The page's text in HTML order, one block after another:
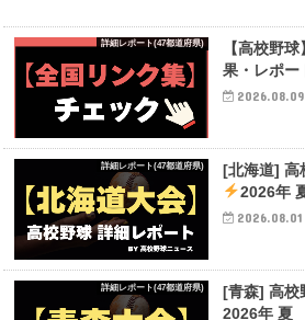
詳細レポート(47都道府県) 【高校野
果・レポー
2026.08.09
詳細レポート(47都道府県)
[北海道] 高
2026年
2026.08.01
詳細レポート(47都道府県)
[青森] 高校
2026年 夏